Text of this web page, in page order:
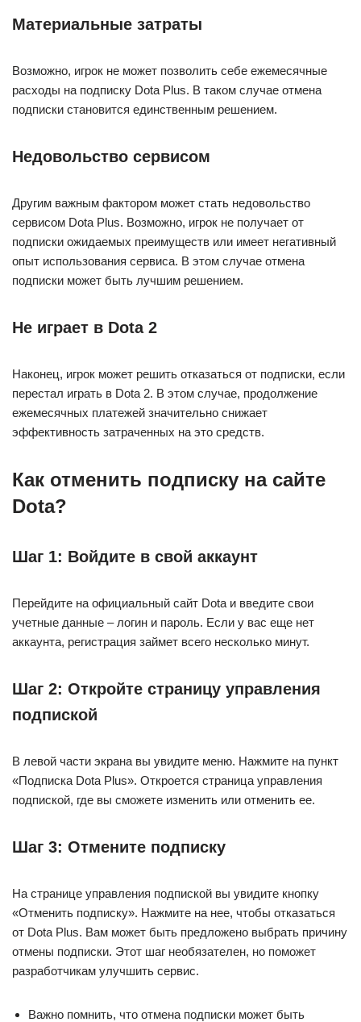
Материальные затраты
Возможно, игрок не может позволить себе ежемесячные
расходы на подписку Dota Plus. В таком случае отмена
подписки становится единственным решением.
Недовольство сервисом
Другим важным фактором может стать недовольство
сервисом Dota Plus. Возможно, игрок не получает от
подписки ожидаемых преимуществ или имеет негативный
опыт использования сервиса. В этом случае отмена
подписки может быть лучшим решением.
Не играет в Dota 2
Наконец, игрок может решить отказаться от подписки, если
перестал играть в Dota 2. В этом случае, продолжение
ежемесячных платежей значительно снижает
эффективность затраченных на это средств.
Как отменить подписку на сайте
Dota?
Шаг 1: Войдите в свой аккаунт
Перейдите на официальный сайт Dota и введите свои
учетные данные – логин и пароль. Если у вас еще нет
аккаунта, регистрация займет всего несколько минут.
Шаг 2: Откройте страницу управления
подпиской
В левой части экрана вы увидите меню. Нажмите на пункт
«Подписка Dota Plus». Откроется страница управления
подпиской, где вы сможете изменить или отменить ее.
Шаг 3: Отмените подписку
На странице управления подпиской вы увидите кнопку
«Отменить подписку». Нажмите на нее, чтобы отказаться
от Dota Plus. Вам может быть предложено выбрать причину
отмены подписки. Этот шаг необязателен, но поможет
разработчикам улучшить сервис.
Важно помнить, что отмена подписки может быть